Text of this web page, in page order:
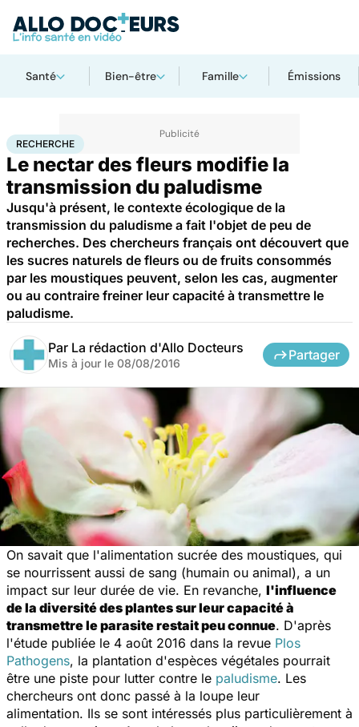
Santé Bien-être Famille Émissions
AccueilSantéMaladies Recherche
RECHERCHE
Le nectar des fleurs modifie la
transmission du paludisme
Jusqu'à présent, le contexte écologique de la
transmission du paludisme a fait l'objet de peu de
recherches. Des chercheurs français ont découvert que
les sucres naturels de fleurs ou de fruits consommés
par les moustiques peuvent, selon les cas, augmenter
ou au contraire freiner leur capacité à transmettre le
paludisme.
Par La rédaction d'Allo Docteurs
Mis à jour le 08/08/2016
Partager
On savait que l'alimentation sucrée des moustiques, qui
se nourrissent aussi de sang (humain ou animal), a un
impact sur leur durée de vie. En revanche, l'influence
de la diversité des plantes sur leur capacité à
transmettre le parasite restait peu connue. D'après
l'étude publiée le 4 août 2016 dans la revue Plos
Pathogens, la plantation d'espèces végétales pourrait
être une piste pour lutter contre le paludisme. Les
chercheurs ont donc passé à la loupe leur
alimentation. Ils se sont intéressés plus particulièrement à